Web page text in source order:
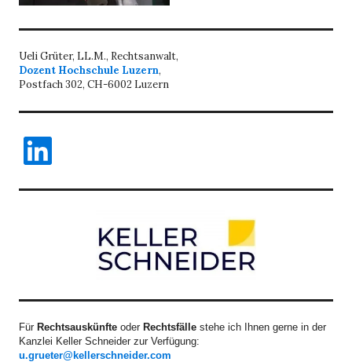
Ueli Grüter, LL.M., Rechtsanwalt,
Dozent Hochschule Luzern,
Postfach 302, CH-6002 Luzern
LinkedIn
Für Rechtsauskünfte oder Rechtsfälle stehe ich Ihnen gerne in der
Kanzlei Keller Schneider zur Verfügung:
u.grueter@kellerschneider.com